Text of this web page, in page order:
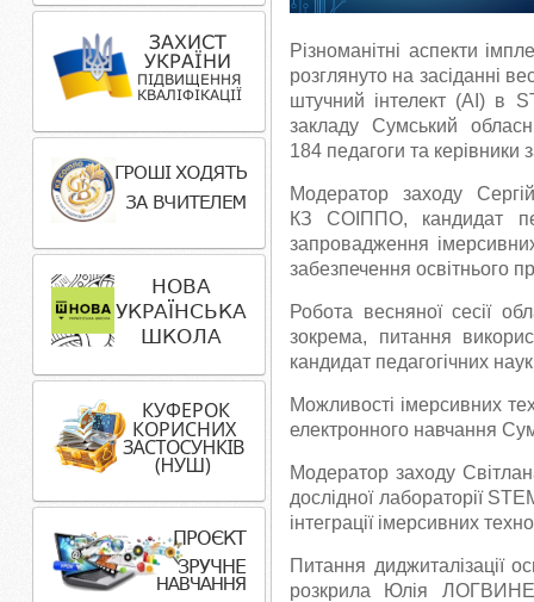
Різноманітні аспекти
розглянуто на засіданні
штучний інтелект (AI) в
закладу Сумський
184 педагоги та керівники
Модератор заходу
КЗ СОІППО, кандидат
запровадження
забезпечення освітнього
Робота весняної сесії
зокрема, питання
кандидат педагогічних
Можливості імерсивних
електронного навчання
Модератор заходу
дослідної лабораторії
інтеграції імерсивних
Питання диджиталізації
розкрила Юлія